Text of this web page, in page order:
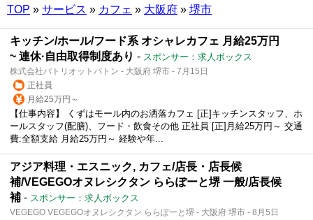
TOP » サービス » カフェ » 大阪府 » 堺市
キッチン/ホール/フード系 オシャレカフェ 月給25万円
~ 連休·自由取得制度あり - スポンサー：求人ボックス
株式会社パトリオットバトン - 大阪府 堺市 - 7月15日
正社員
月給25万円～
【仕事内容】 くずはモール内のお洒落カフェ [正]キッチンスタッフ、ホ
ールスタッフ(配膳)、フード・飲食その他 正社員 [正]月給25万円～ 交通
費:全額支給 月給25万円～ 経験や年...
アジア料理・エスニック, カフェ/店長・店長候
補/VEGEGOオヌレシクタン ららぽーと堺 一般/店長候
補 - スポンサー：求人ボックス
VEGEGO VEGEGOオヌレシクタン ららぽーと堺 - 大阪府 堺市 - 8月5日